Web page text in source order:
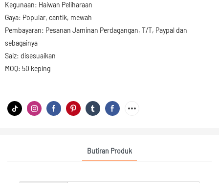
Kegunaan: Haiwan Peliharaan
Gaya: Popular, cantik, mewah
Pembayaran: Pesanan Jaminan Perdagangan, T/T, Paypal dan
sebagainya
Saiz: disesuaikan
MOQ: 50 keping
Butiran Produk